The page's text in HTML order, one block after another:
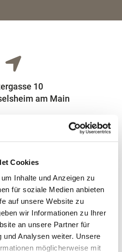
Cookies
Inhalte und Anzeigen zu
für soziale Medien anbieten
auf unsere Website zu
wir Informationen zu Ihrer
an unsere Partner für
und Analysen weiter. Unsere
möglicherweise mit
10
am Main
793534
schulze.de